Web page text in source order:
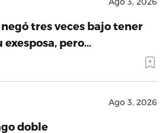
negó tres veces bajo tener
pero…
Ago 3, 2026
doble